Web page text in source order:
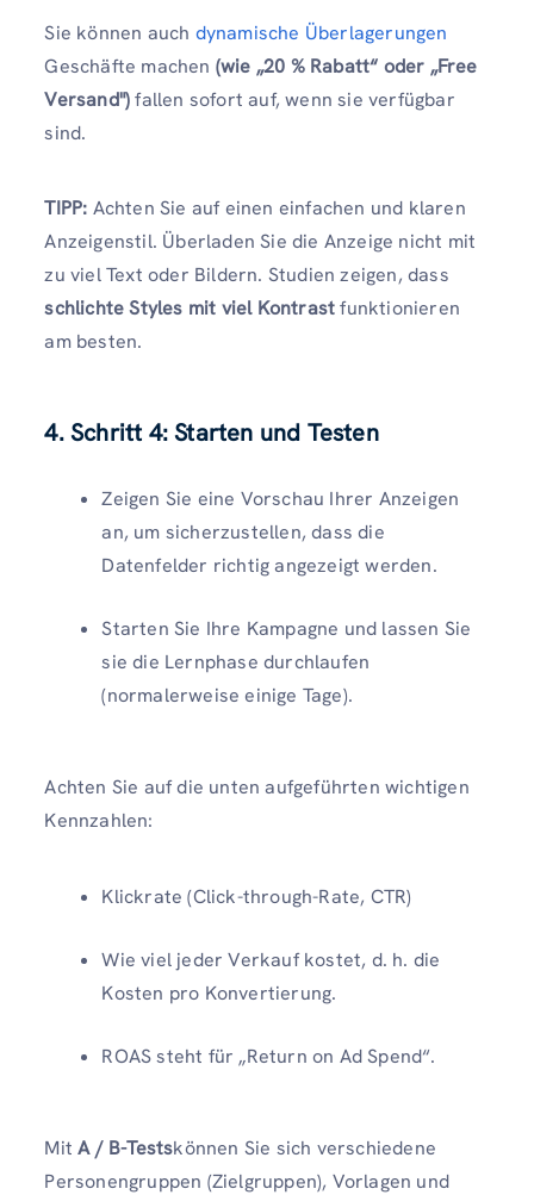
Sie können auch dynamische Überlagerungen
Geschäfte machen (wie „20 % Rabatt“ oder „Free
Versand")fallen sofort auf, wenn sie verfügbar
sind.
TIPP: Achten Sie auf einen einfachen und klaren
Anzeigenstil. Überladen Sie die Anzeige nicht mit
zu viel Text oder Bildern. Studien zeigen, dass
schlichte Styles mit viel Kontrastfunktionieren
am besten.
4. Schritt 4: Starten und Testen
Zeigen Sie eine Vorschau Ihrer Anzeigen
an, um sicherzustellen, dass die
Datenfelder richtig angezeigt werden.
Starten Sie Ihre Kampagne und lassen Sie
sie die Lernphase durchlaufen
(normalerweise einige Tage).
Achten Sie auf die unten aufgeführten wichtigen
Kennzahlen:
Klickrate (Click-through-Rate, CTR)
Wie viel jeder Verkauf kostet, d. h. die
Kosten pro Konvertierung.
ROAS steht für „Return on Ad Spend“.
MitA / B-Testskönnen Sie sich verschiedene
Personengruppen (Zielgruppen), Vorlagen und